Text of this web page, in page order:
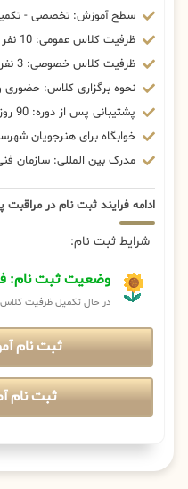
سطح آموزش: تخصصی -
ظرفیت کلاس عمومی: 10 نفر
ظرفیت کلاس خصوصی: 3 نفر
نحوه برگزاری کلاس: حضوری
پشتیبانی پس از دوره: 90 روز
خوابگاه برای هنرجویان
مدرک بین المللی: سازمان
ادامه فرایند ثبت نام در مراقبت
شرایط ثبت نام:
وضعیت ثبت نام:
در حال تکمیل ظرفیت کلاس
ثبت نام
ثبت نام